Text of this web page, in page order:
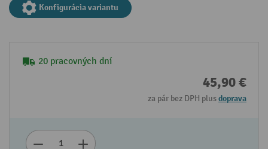
Konfigurácia variantu
20 pracovných dní
45,90 €
za pár bez DPH plusdoprava